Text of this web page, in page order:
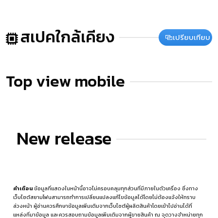
สเปคใกล้เคียง เปรียบเทียบ
Top view mobile
New release
คำเตือนข้อมูลที่แสดงในหน้านี้อาจไม่ครอบคลุมทุกส่วนที่มีภายในตัวเครื่อง ซึ่งทาง
เว็บไซต์สยามโฟนสามารถทำการเปลี่ยนแปลงแก้ไขข้อมูลได้โดยไม่ต้องแจ้งให้ทราบ
ล่วงหน้า ผู้อ่านควรศึกษาข้อมูลเพิ่มเติมจากเว็บไซต์ผู้ผลิตสินค้าโดยเข้าไปอ่านได้ที่
แหล่งที่มาข้อมูล และควรสอบถามข้อมูลเพิ่มเติมจากผู้ขายสินค้า ณ จุดวางจำหน่ายทุก